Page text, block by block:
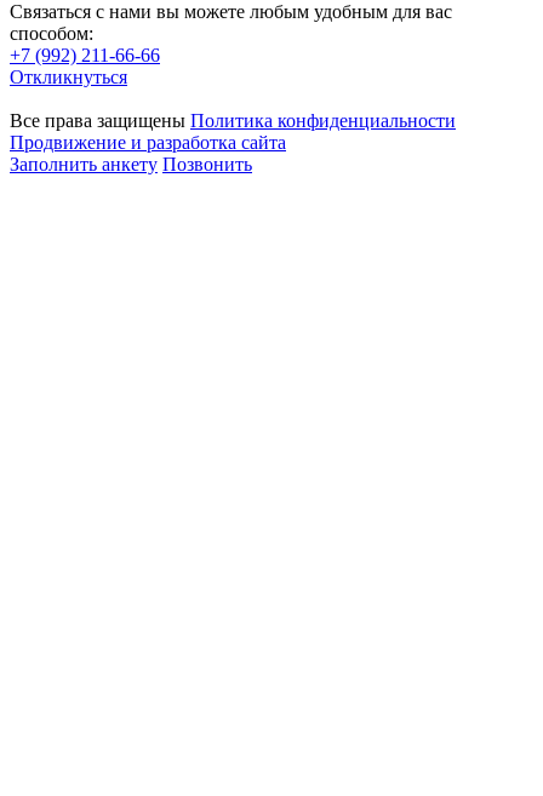
Связаться с нами вы можете любым удобным для вас
способом:
+7 (992) 211-66-66
Откликнуться
Все права защищены Политика конфиденциальности
Продвижение и разработка сайта
Заполнить анкету Позвонить